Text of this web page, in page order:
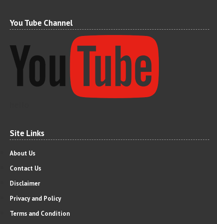
You Tube Channel
Site Links
About Us
Contact Us
Disclaimer
Privacy and Policy
Terms and Condition